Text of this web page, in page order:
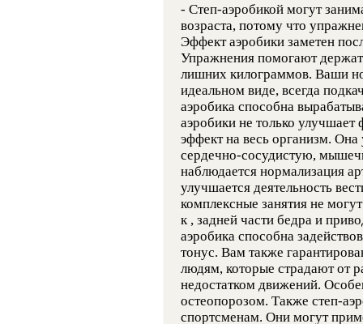
- Степ-аэробикой могут
возраста, потому что
Эффект аэробики заметен
Упражнения помогают
лишних килограммов. Ваши
идеальном виде, всегда
аэробика способна
аэробики не только улучшает
эффект на весь организм.
сердечно-сосудистую,
наблюдается нормализация
улучшается деятельность
комплексные занятия не
к , задней части бедра и
аэробика способна
тонус. Вам также
людям, которые страдают от
недостатком движений.
остеопорозом. Также степ-
спортсменам. Они могут